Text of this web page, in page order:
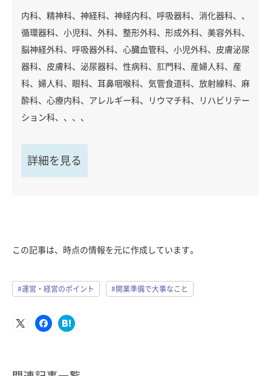
内科、精神科、神経科、神経内科、呼吸器科、消化器科、、
循環器科、小児科、外科、整形外科、形成外科、美容外科、
脳神経外科、呼吸器外科、心臓血管科、小児外科、皮膚泌尿
器科、皮膚科、泌尿器科、性病科、肛門科、産婦人科、産
科、婦人科、眼科、耳鼻咽喉科、気管食道科、放射線科、麻
酔科、心療内科、アレルギー科、リウマチ科、リハビリテー
ション科、、、、
詳細を見る
この記事は、時点の情報を元に作成しています。
#運営・経営のポイント #開業準備で大事なこと